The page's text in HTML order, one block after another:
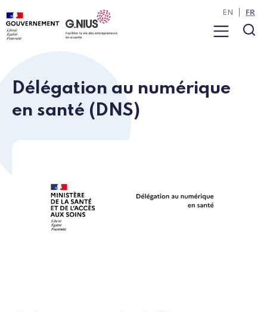
Panneau de gestion des cookies
Aller au contenu
Aller à la navigation
Menu
EN FR
Délégation au numérique
en santé (DNS)